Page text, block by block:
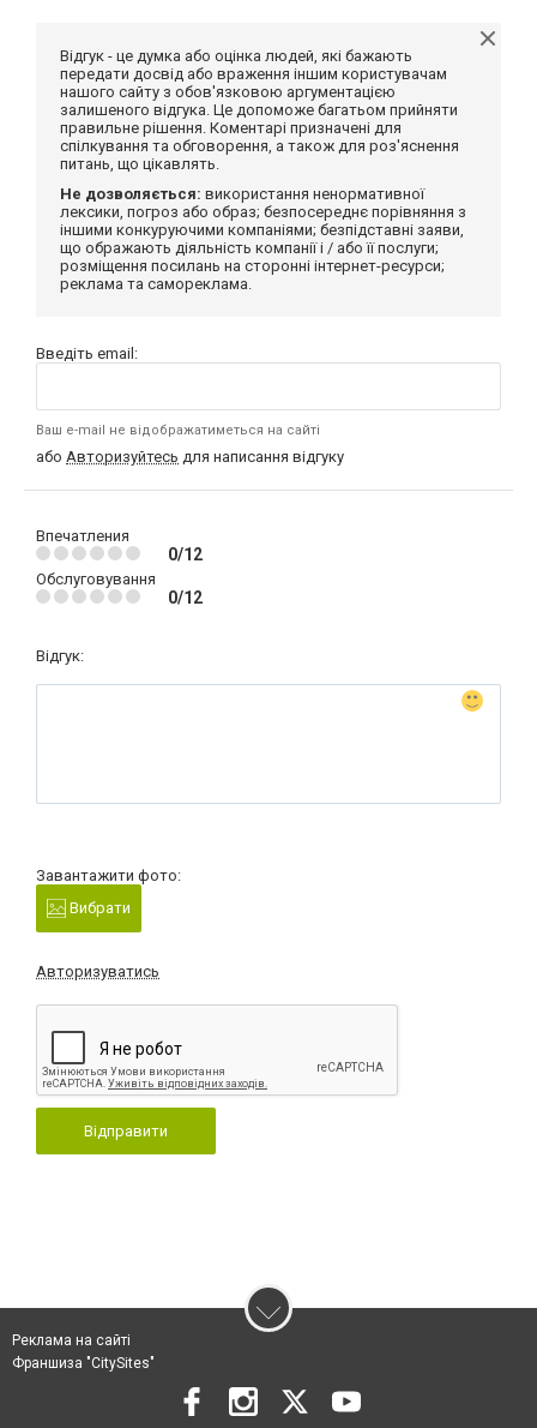
Відгук - це думка або оцінка людей, які бажають
передати досвід або враження іншим користувачам
нашого сайту з обов'язковою аргументацією
залишеного відгука. Це допоможе багатьом прийняти
правильне рішення. Коментарі призначені для
спілкування та обговорення, а також для роз'яснення
питань, що цікавлять.
Не дозволяється: використання ненормативної
лексики, погроз або образ; безпосереднє порівняння з
іншими конкуруючими компаніями; безпідставні заяви,
що ображають діяльність компанії і / або її послуги;
розміщення посилань на сторонні інтернет-ресурси;
реклама та самореклама.
Введіть email:
Ваш e-mail не відображатиметься на сайті
або Авторизуйтесь для написання відгуку
Впечатления
0/12
Обслуговування
0/12
Відгук:
Завантажити фото:
Вибрати
Авторизуватись
Відправити
Реклама на сайті
Франшиза "CitySites"